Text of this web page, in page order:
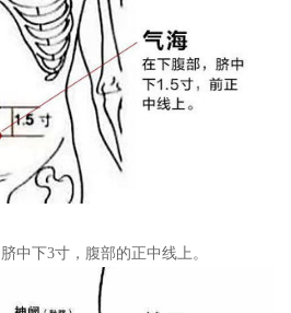
中下3寸，腹部的正中线上。